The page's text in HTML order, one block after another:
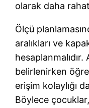
olarak daha
Ölçü
aralıkları ve
belirlenirken
erişim kolaylığı
Böylece